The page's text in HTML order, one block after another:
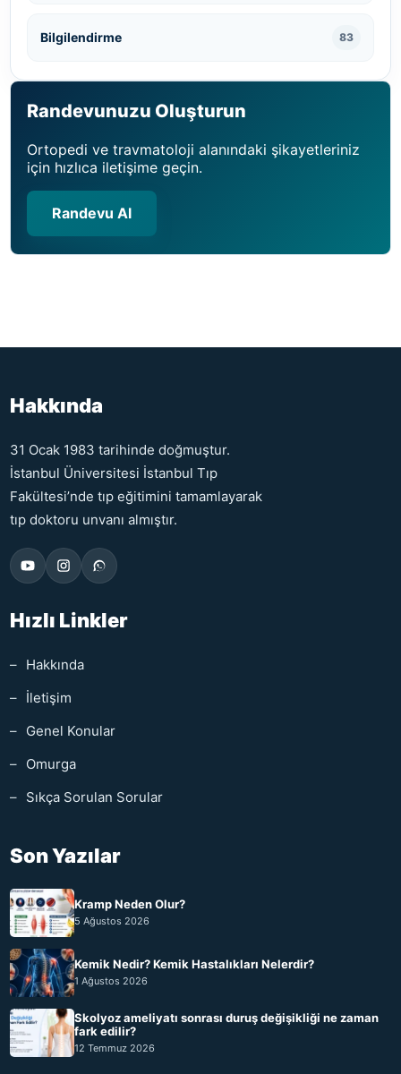
Bilgilendirme 83
Randevunuzu Oluşturun
Ortopedi ve travmatoloji alanındaki şikayetleriniz
için hızlıca iletişime geçin.
Randevu Al
Hakkında
31 Ocak 1983 tarihinde doğmuştur.
İstanbul Üniversitesi İstanbul Tıp
Fakültesi’nde tıp eğitimini tamamlayarak
tıp doktoru unvanı almıştır.
Hızlı Linkler
Hakkında
İletişim
Genel Konular
Omurga
Sıkça Sorulan Sorular
Son Yazılar
Kramp Neden Olur?
5 Ağustos 2026
Kemik Nedir? Kemik Hastalıkları Nelerdir?
1 Ağustos 2026
Skolyoz ameliyatı sonrası duruş değişikliği ne zaman
fark edilir?
12 Temmuz 2026